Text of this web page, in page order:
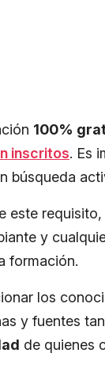
100%
inscritos. Es
búsqueda
este
y
formación.
los
y fuentes
de quienes